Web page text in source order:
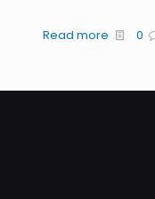
0
Read more